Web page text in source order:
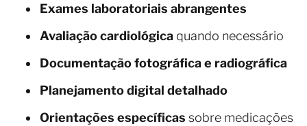
Exames laboratoriais abrangentes
Avaliação cardiológica quando necessário
Documentação fotográfica e radiográfica
Planejamento digital detalhado
Orientações específicas sobre medicações